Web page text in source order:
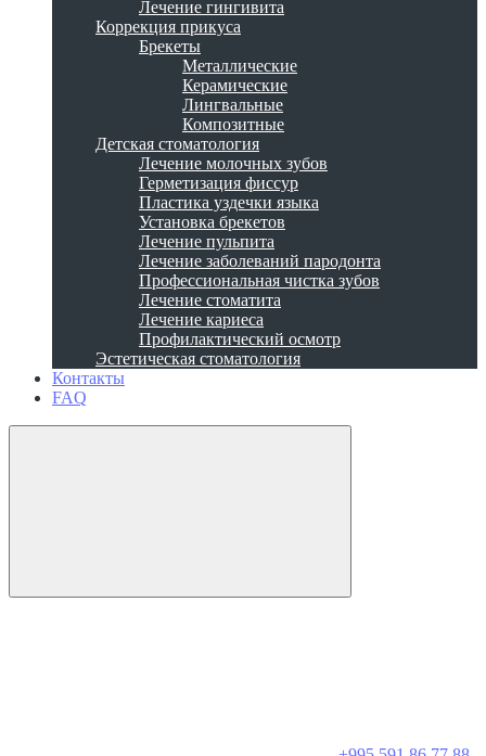
Лечение гингивита
Коррекция прикуса
Брекеты
Металлические
Керамические
Лингвальные
Композитные
Детская стоматология
Лечение молочных зубов
Герметизация фиссур
Пластика уздечки языка
Установка брекетов
Лечение пульпита
Лечение заболеваний пародонта
Профессиональная чистка зубов
Лечение стоматита
Лечение кариеса
Профилактический осмотр
Эстетическая стоматология
Контакты
FAQ